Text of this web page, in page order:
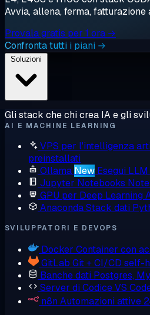
Avvia, allena, ferma, fatturazione
Provala gratis per 1 ora →
Confronta tutti i piani →
Gli stack che chi crea IA e gli
AI E MACHINE LEARNING
VPS per l'intelligenza
preinstallati
Ollama New Esegui
Jupyter Notebooks
GPU per Deep Learning
AnacondaStack dati
SVILUPPATORI E DEVOPS
Docker Container con
GitLab Git + CI/CD self-
Banche dati Postgres,
Server di CodiceVS
n8n Automazioni attive